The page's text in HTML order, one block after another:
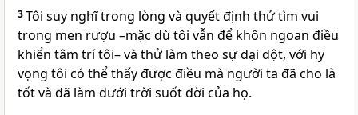
3Tôi suy nghĩ trong lòng và quyết định thử tìm vui
trong men rượu –mặc dù tôi vẫn để khôn ngoan điều
khiển tâm trí tôi– và thử làm theo sự dại dột, với hy
vọng tôi có thể thấy được điều mà người ta đã cho là
tốt và đã làm dưới trời suốt đời của họ.